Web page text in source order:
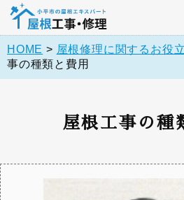
HOME > 屋根修理に関するお役
事の種類と費用
屋根工事の種